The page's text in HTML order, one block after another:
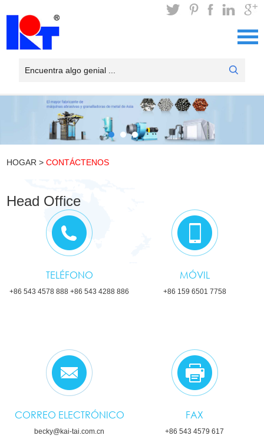
HOGAR >CONTÁCTENOS
Head Office
TELÉFONO
+86 543 4578 888 +86 543 4288 886
MÓVIL
+86 159 6501 7758
CORREO ELECTRÓNICO
becky@kai-tai.com.cn
FAX
+86 543 4579 617